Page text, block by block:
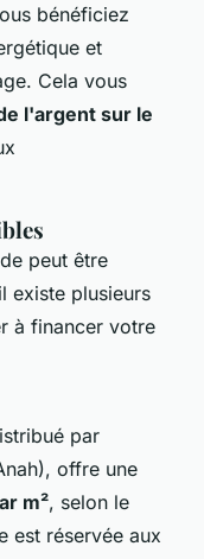
bénéficiez
et
Cela vous
l'argent sur le
peut être
existe plusieurs
à financer votre
par
offre une
m², selon le
est réservée aux